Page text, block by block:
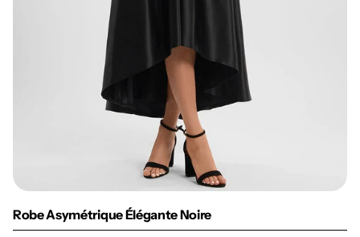
Robe Asymétrique Élégante Noire